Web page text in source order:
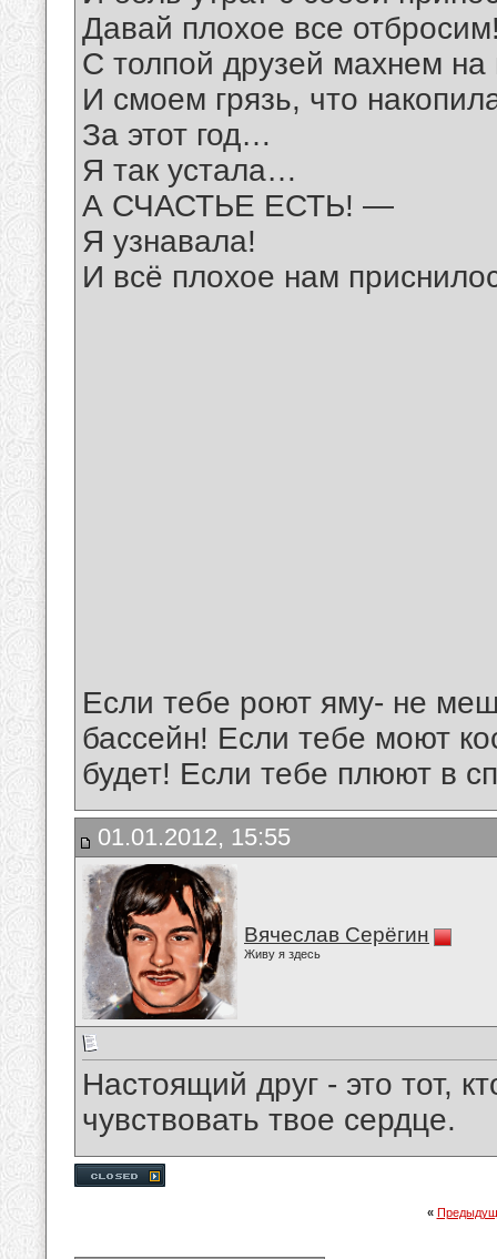
Давай плохое все
С толпой друзей махнем
И смоем грязь, что
За этот год…
Я так устала…
А СЧАСТЬЕ ЕСТЬ! —
Я узнавала!
И всё плохое нам
Если тебе роют яму- не
бассейн! Если тебе моют
будет! Если тебе плюют в
01.01.2012, 15:55
Вячеслав Серёгин
Живу я здесь
Настоящий друг - это тот,
чувствовать твое сердце.
«